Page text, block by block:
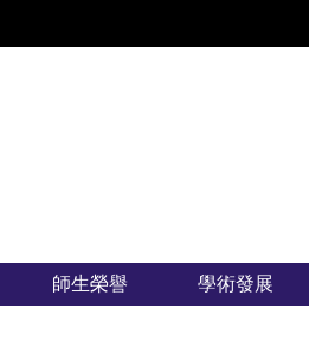
師生榮譽 學術發展